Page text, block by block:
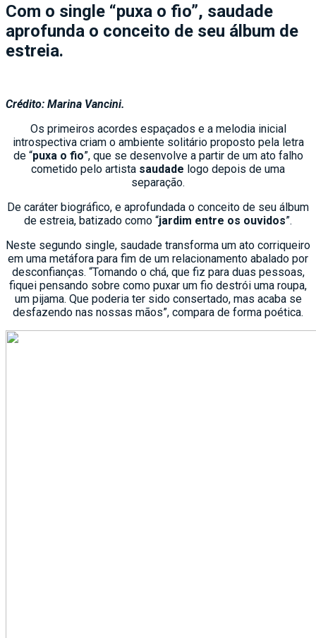
Com o single “puxa o fio”, saudade
aprofunda o conceito de seu álbum de
estreia.
Crédito: Marina Vancini.
Os primeiros acordes espaçados e a melodia inicial
introspectiva criam o ambiente solitário proposto pela letra
de “puxa o fio”, que se desenvolve a partir de um ato falho
cometido pelo artista saudade logo depois de uma
separação.
De caráter biográfico, e aprofundada o conceito de seu álbum
de estreia, batizado como “jardim entre os ouvidos”.
Neste segundo single, saudade transforma um ato corriqueiro
em uma metáfora para fim de um relacionamento abalado por
desconfianças. “Tomando o chá, que fiz para duas pessoas,
fiquei pensando sobre como puxar um fio destrói uma roupa,
um pijama. Que poderia ter sido consertado, mas acaba se
desfazendo nas nossas mãos”, compara de forma poética.